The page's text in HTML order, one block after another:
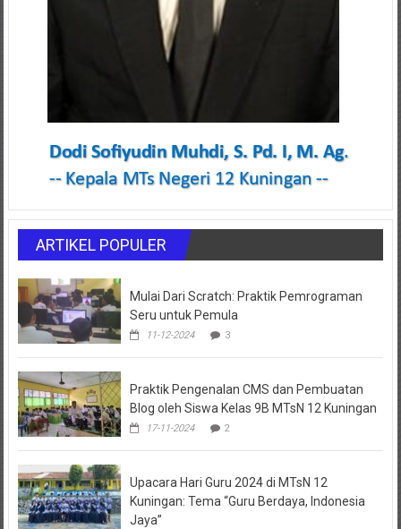
ARTIKEL POPULER
Mulai Dari Scratch: Praktik Pemrograman
Seru untuk Pemula
11-12-2024 3
Praktik Pengenalan CMS dan Pembuatan
Blog oleh Siswa Kelas 9B MTsN 12 Kuningan
17-11-2024 2
Upacara Hari Guru 2024 di MTsN 12
Kuningan: Tema “Guru Berdaya, Indonesia
Jaya”